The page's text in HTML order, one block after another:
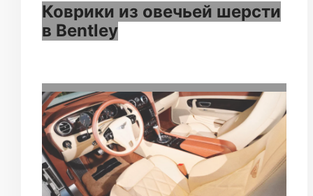
Коврики из овечьей шерсти
в Bentley